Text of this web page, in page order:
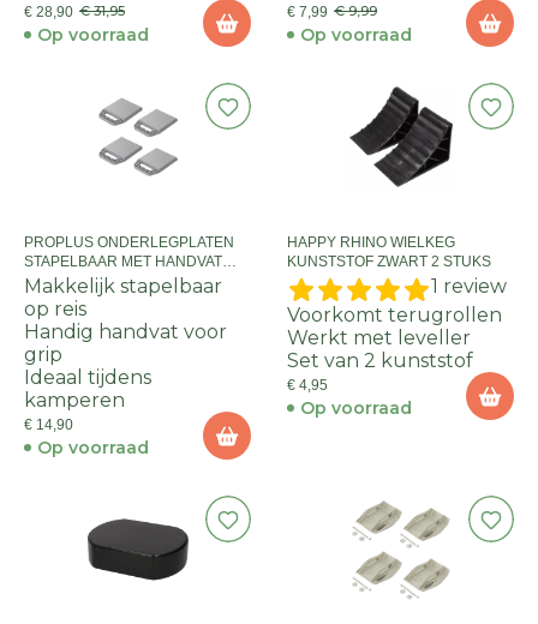
€ 28,90 € 31,95
Op voorraad
€ 7,99 € 9,99
Op voorraad
PROPLUS ONDERLEGPLATEN
STAPELBAAR MET HANDVAT
4ST
Makkelijk stapelbaar
op reis
Handig handvat voor
grip
Ideaal tijdens
kamperen
€ 14,90
Op voorraad
HAPPY RHINO WIELKEG
KUNSTSTOF ZWART 2 STUKS
1 review
Voorkomt terugrollen
Werkt met leveller
Set van 2 kunststof
€ 4,95
Op voorraad